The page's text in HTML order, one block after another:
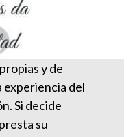
y de
experiencia del
Si decide
su